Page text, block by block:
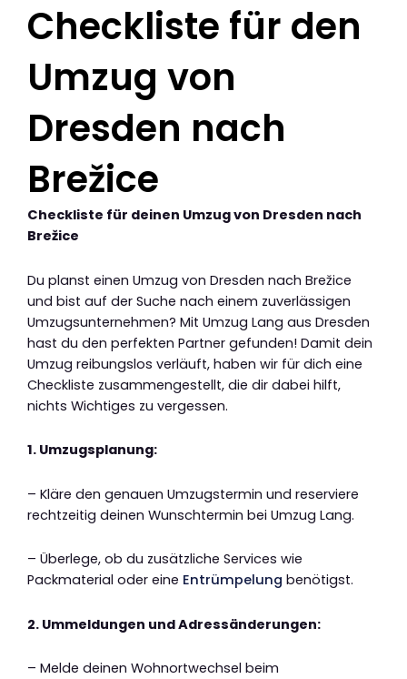
Checkliste für den
Umzug von
Dresden nach
Brežice
Checkliste für deinen Umzug von Dresden nach
Brežice
Du planst einen Umzug von Dresden nach Brežice
und bist auf der Suche nach einem zuverlässigen
Umzugsunternehmen? Mit Umzug Lang aus Dresden
hast du den perfekten Partner gefunden! Damit dein
Umzug reibungslos verläuft, haben wir für dich eine
Checkliste zusammengestellt, die dir dabei hilft,
nichts Wichtiges zu vergessen.
1. Umzugsplanung:
– Kläre den genauen Umzugstermin und reserviere
rechtzeitig deinen Wunschtermin bei Umzug Lang.
– Überlege, ob du zusätzliche Services wie
Packmaterial oder eine Entrümpelung benötigst.
2. Ummeldungen und Adressänderungen:
– Melde deinen Wohnortwechsel beim